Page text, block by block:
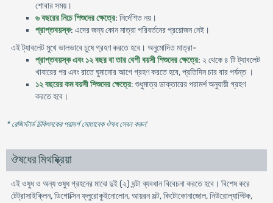
শোবার সময়।
৬ বছরের নিচে শিশুদের ক্ষেত্রে: নির্দেশিত নয়।
প্রাপ্তবয়স্ক: এদের জন্য কোন মাত্রা পরিবর্তনের প্রয়োজন নেই।
এই ট্যাবলেট মুখে ভালভাবে চুষে গ্রহণ করতে হবে। অনুমোদিত মাত্রা-
প্রাপ্তবয়স্ক এবং ১২ বছর বা তার বেশী বয়সী শিশুদের ক্ষেত্রে: ২ থেকে ৪ টি ট্যাবলেট
খাবারের পর এবং রাতে ঘুমানোর আগে গ্রহণ করতে হবে, প্রতিদিন চার বার পর্যন্ত ।
১২ বছরের কম বয়সী শিশুদের ক্ষেত্রে: শুধুমাত্র ডাক্তারের পরামর্শ অনুযায়ী গ্রহণ
করতে হবে।
* রেজিস্টার্ড চিকিৎসকের পরামর্শ মোতাবেক ঔষধ সেবন করুন'
ঔষধের মিথষ্ক্রিয়া
এই ওষুধ ও অন্য ওষুধ গ্রহনের মাঝে দুই (২) ঘন্টা ব্যবধান বিবেচনা করতে হবে। বিশেষ করে
টেট্রাসাইক্লিন, ডিগোক্সিন ফ্লুরোকুইনোলোন, আয়রন সল্ট, কিটোকোনাজোল, নিউরোল্যাপ্টিক,